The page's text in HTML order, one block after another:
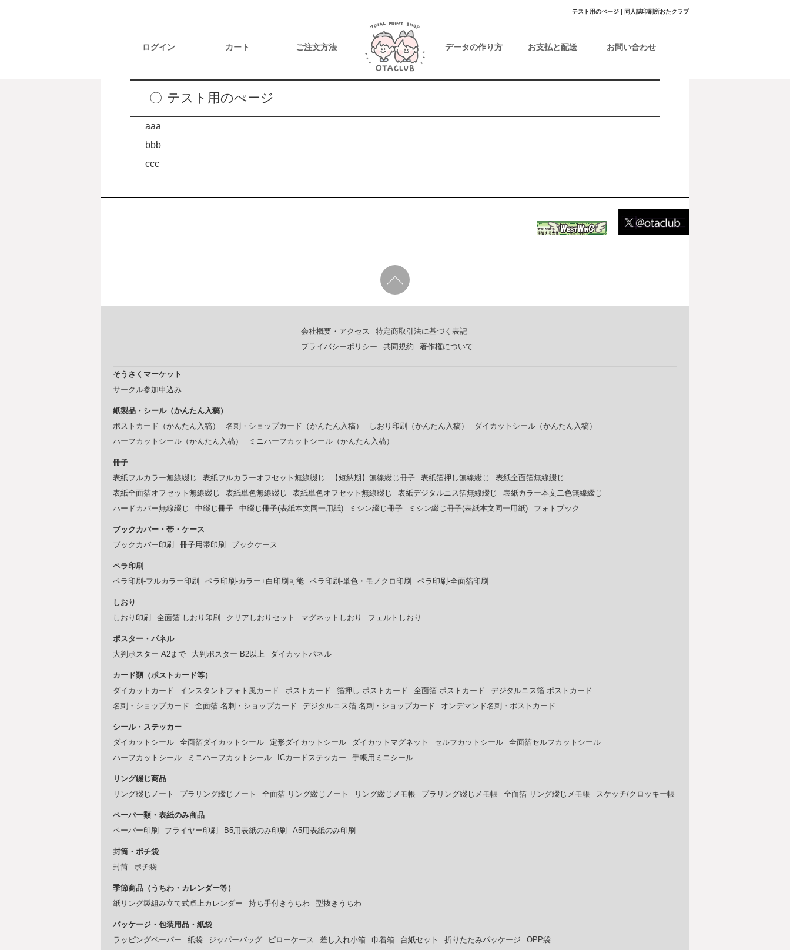
テスト用のぺージ | 同人誌印刷所おたクラブ
ログイン カート ご注文方法 データの作り方 お支払と配送 お問い合わせ
テスト用のぺージ
aaa
bbb
ccc
会社概要・アクセス
特定商取引法に基づく表記
プライバシーポリシー
共同規約 著作権について
そうさくマーケット
サークル参加申込み
紙製品・シール（かんたん入稿）
ポストカード（かんたん入稿）
名刺・ショップカード（かんたん入稿） しおり印刷（かんたん入稿）
ダイカットシール（かんたん入稿）
ハーフカットシール（かんたん入稿）
ミニハーフカットシール（かんたん入稿）
冊子
表紙フルカラー無線綴じ
表紙フルカラーオフセット無線綴じ 【短納期】無線綴じ冊子 表紙箔押し無線綴じ
表紙全面箔無線綴じ
表紙全面箔オフセット無線綴じ
表紙単色無線綴じ 表紙単色オフセット無線綴じ 表紙デジタルニス箔無線綴じ
表紙カラー本文二色無線綴じ
ハードカバー無線綴じ
中綴じ冊子 中綴じ冊子(表紙本文同一用紙) ミシン綴じ冊子 ミシン綴じ冊子(表紙本文同一用紙) フォトブック
ブックカバー・帯・ケース
ブックカバー印刷
冊子用帯印刷 ブックケース
ペラ印刷
ペラ印刷-フルカラー印刷
ペラ印刷-カラー+白印刷可能 ペラ印刷-単色・モノクロ印刷 ペラ印刷-全面箔印刷
しおり
しおり印刷
全面箔 しおり印刷 クリアしおりセット マグネットしおり フェルトしおり
ポスター・パネル
大判ポスター A2まで
大判ポスター B2以上 ダイカットパネル
カード類（ポストカード等）
ダイカットカード
インスタントフォト風カード ポストカード 箔押し ポストカード 全面箔 ポストカード
デジタルニス箔 ポストカード
名刺・ショップカード
全面箔 名刺・ショップカード デジタルニス箔 名刺・ショップカード オンデマンド名刺・ポストカード
シール・ステッカー
ダイカットシール
全面箔ダイカットシール 定形ダイカットシール ダイカットマグネット セルフカットシール
全面箔セルフカットシール
ハーフカットシール
ミニハーフカットシール ICカードステッカー 手帳用ミニシール
リング綴じ商品
リング綴じノート
プラリング綴じノート 全面箔 リング綴じノート リング綴じメモ帳 プラリング綴じメモ帳 全面箔 リング綴じメモ帳 スケッチ/クロッキー帳
ペーパー類・表紙のみ商品
ペーパー印刷
フライヤー印刷 B5用表紙のみ印刷 A5用表紙のみ印刷
封筒・ポチ袋
封筒
ポチ袋
季節商品（うちわ・カレンダー等）
紙リング製組み立て式卓上カレンダー
持ち手付きうちわ 型抜きうちわ
パッケージ・包装用品・紙袋
ラッピングペーパー
紙袋 ジッパーバッグ ピローケース 差し入れ小箱 巾着箱 台紙セット 折りたたみパッケージ OPP袋